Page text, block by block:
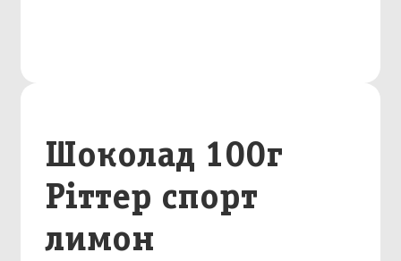
Шоколад 100г
Ріттер спорт
лимон